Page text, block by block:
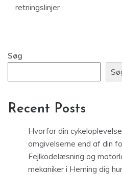
retningslinjer
Søg
Recent Posts
Hvorfor din
omgivelserne end af din
Fejlkodelæsning og
mekaniker i Herning dig